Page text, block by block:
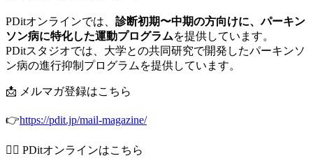
PDitオンラインでは、 診断初期〜中期の方向けに、パーキン
ソン病に特化した運動プログラムを提供しています。
PDitスタジオでは、大学との共同研究で開発したパーキンソ
ン病の進行抑制プログラムを提供しています。
📩 メルマガ登録はこちら
👉https://pdit.jp/mail-magazine/
🧘‍♀️ PDitオンラインはこちら